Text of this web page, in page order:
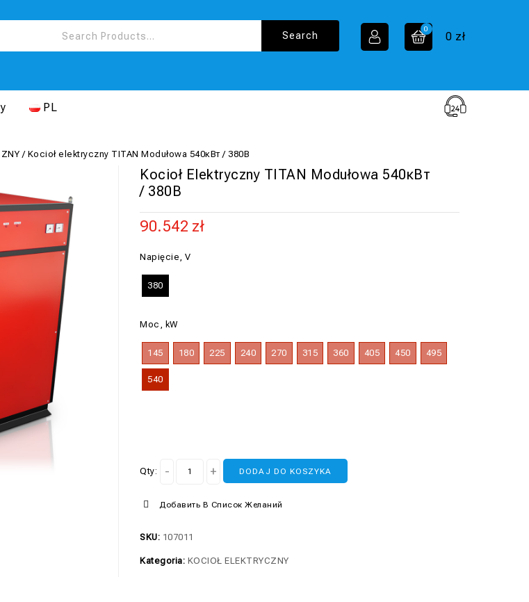
0
0 zł
PL
/ Kocioł elektryczny TITAN Modułowa 540кВт / 380В
Kocioł Elektryczny TITAN Modułowa 540кВт
/ 380В
90.542 zł
Napięcie, V
380
Moc, kW
145 180 225 240 270 315 360 405 450 495
540
Qty: DODAJ DO KOSZYKA
Добавить В Список Желаний
SKU: 107011
Kategoria: KOCIOŁ ELEKTRYCZNY